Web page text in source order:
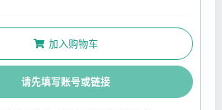
加入购物车
请先填写账号或链接